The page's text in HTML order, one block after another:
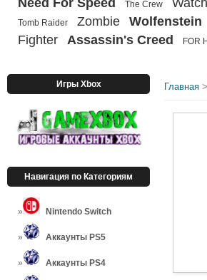
Need For Speed
The Crew
Tomb Raider Zombie Wolfenstein
Fighter
Assassin's Creed FOR
Игры Xbox
Навигация по Категориям
Nintendo Switch
Аккаунты PS5
Аккаунты PS4
Главная >